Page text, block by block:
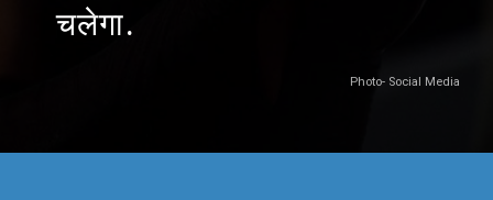
Photo- Social Media
चलेगा.